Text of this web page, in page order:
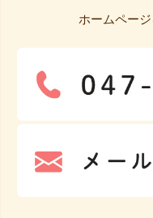
ホームペー